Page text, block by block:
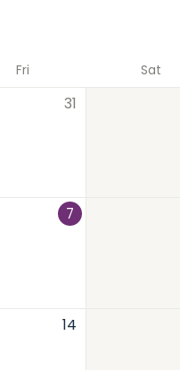
Fri Sat
31
7
14